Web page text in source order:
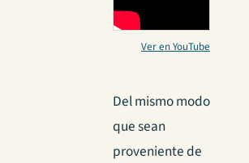
Ver en YouTube
Del mismo modo
que sean
proveniente de